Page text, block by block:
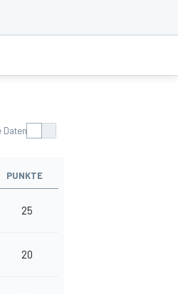
Daten
PUNKTE
25
20